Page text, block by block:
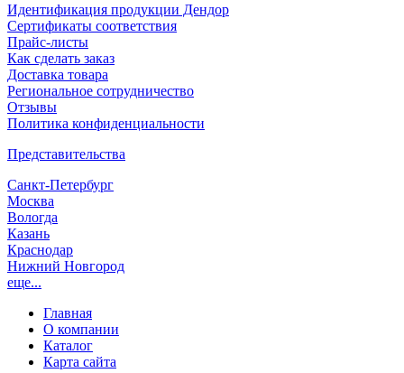
Идентификация продукции Дендор
Сертификаты соответствия
Прайс-листы
Как сделать заказ
Доставка товара
Региональное сотрудничество
Отзывы
Политика конфиденциальности
Представительства
Санкт-Петербург
Москва
Вологда
Казань
Краснодар
Нижний Новгород
еще...
Главная
О компании
Каталог
Карта сайта